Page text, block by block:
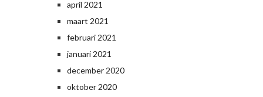
april 2021
maart 2021
februari 2021
januari 2021
december 2020
oktober 2020